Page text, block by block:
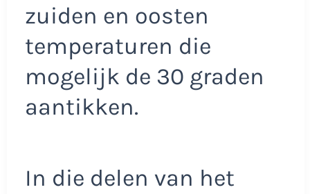
zuiden en oosten
temperaturen die
mogelijk de 30 graden
aantikken.
In die delen van het